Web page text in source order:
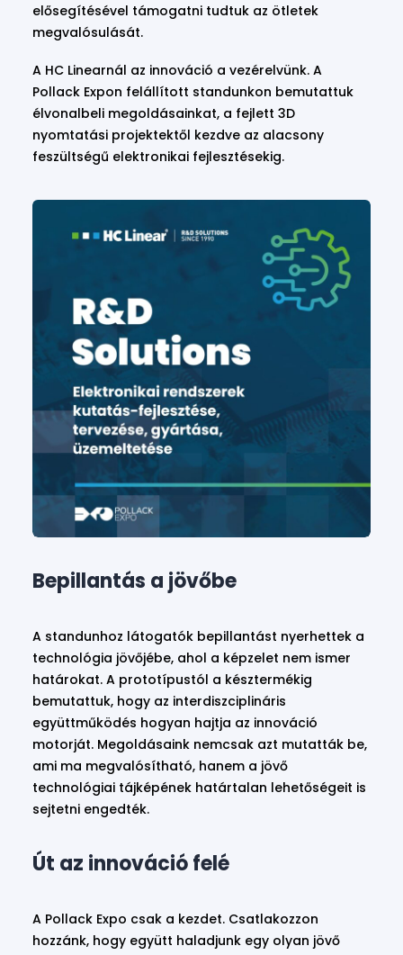
elősegítésével támogatni tudtuk az ötletek
megvalósulását.
A HC Linearnál az innováció a vezérelvünk. A
Pollack Expon felállított standunkon bemutattuk
élvonalbeli megoldásainkat, a fejlett 3D
nyomtatási projektektől kezdve az alacsony
feszültségű elektronikai fejlesztésekig.
Bepillantás a jövőbe
A standunhoz látogatók bepillantást nyerhettek a
technológia jövőjébe, ahol a képzelet nem ismer
határokat. A prototípustól a késztermékig
bemutattuk, hogy az interdiszciplináris
együttműködés hogyan hajtja az innováció
motorját. Megoldásaink nemcsak azt mutatták be,
ami ma megvalósítható, hanem a jövő
technológiai tájképének határtalan lehetőségeit is
sejtetni engedték.
Út az innováció felé
A Pollack Expo csak a kezdet. Csatlakozzon
hozzánk, hogy együtt haladjunk egy olyan jövő